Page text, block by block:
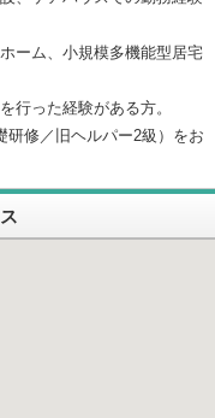
ーム、小規模多機能型居宅
行った経験がある方。
研修／旧ヘルパー2級）をお